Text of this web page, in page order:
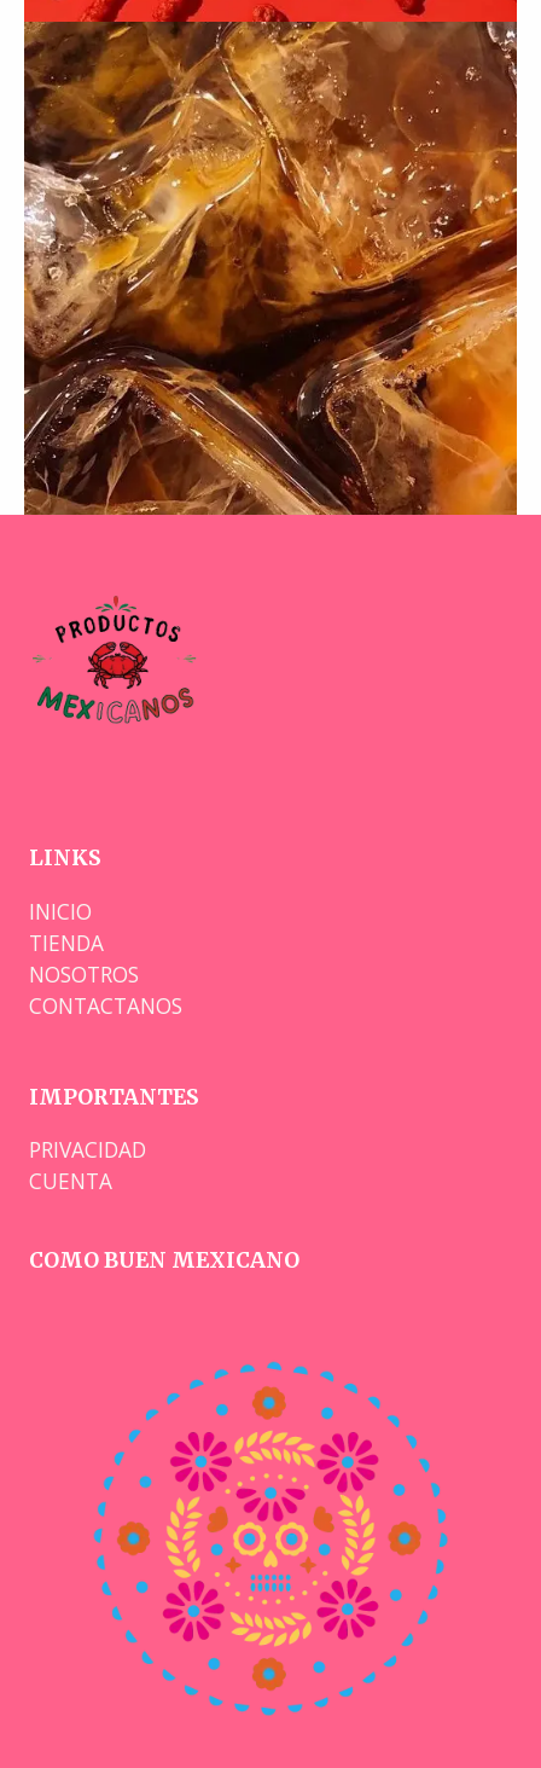
LINKS
INICIO
TIENDA
NOSOTROS
CONTACTANOS
IMPORTANTES
PRIVACIDAD
CUENTA
COMO BUEN MEXICANO